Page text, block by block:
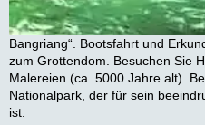
Bangriang“. Bootsfahrt und
zum Grottendom. Besuchen Sie
Malereien (ca. 5000 Jahre alt).
Nationalpark, der für sein
ist.